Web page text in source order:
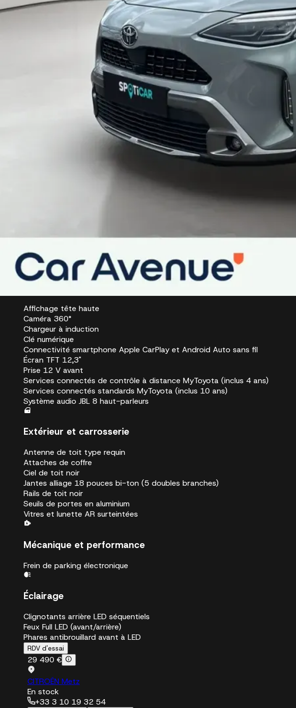
Climatisation automatique bizone
Éclairage d'ambiance intérieur
Essuie-glace à détecteur de pluie
Hayon électrique avec ouverture au pied
Pare-brise chauffant (sous les essuie-glaces uniquement)
Poches aumônières au dos des sièges avant
Prise 12V dans le coffre
Purificateur d'air ionique Nanoe
Réglage lombaire électrique pour le siège conducteur
Rétroviseur intérieur électrochromatique
Rétroviseurs extérieurs rabattables électriquement et chauffants
Siège passager réglable en hauteur
Sièges arrière rabattables 40:20:40
Écrous antivol
Système d'ouverture/fermeture et démarrage sans clé Smart Entry & Start
Affichage tête haute
Caméra 360°
Chargeur à induction
Clé numérique
Connectivité smartphone Apple CarPlay et Android Auto sans fil
Écran TFT 12,3"
Prise 12 V avant
Services connectés de contrôle à distance MyToyota (inclus 4 ans)
Services connectés standards MyToyota (inclus 10 ans)
Système audio JBL 8 haut-parleurs
Extérieur et carrosserie
Antenne de toit type requin
Attaches de coffre
Ciel de toit noir
Jantes alliage 18 pouces bi-ton (5 doubles branches)
Rails de toit noir
Seuils de portes en aluminium
Vitres et lunette AR surteintées
Mécanique et performance
Frein de parking électronique
Éclairage
Clignotants arrière LED séquentiels
Feux Full LED (avant/arrière)
Phares antibrouillard avant à LED
RDV d'essai
29 490 €
CITROËN Metz
En stock
+33 3 10 19 32 54